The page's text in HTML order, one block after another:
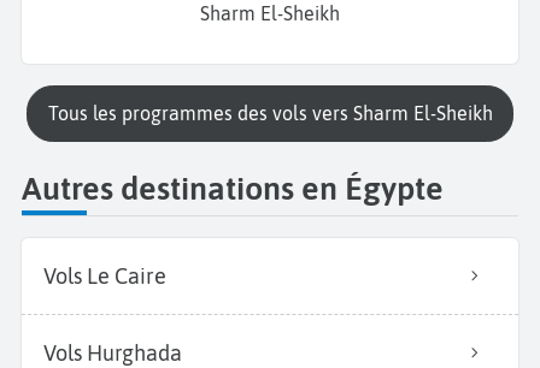
Sharm El-Sheikh
Tous les programmes des vols vers Sharm El-Sheikh
Autres destinations en Égypte
Vols Le Caire
Vols Hurghada